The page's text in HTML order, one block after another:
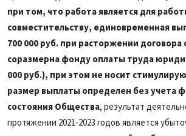
при том, что работа является для
совместительству, единовременная
700 000 руб. при расторжении договора
соразмерна фонду оплаты труда
000 руб.), при этом не носит
размер выплаты определен без учета
состояния Общества, результат
протяжении 2021-2023 годов является